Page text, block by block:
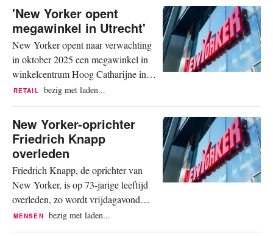
gestaag uitgebreid. Inmiddels telt het
merk meer dan tien filialen verspreid
over het hele land, van winkelstraten
tot grote shoppingcentra. NEW
YORKER behoort met ruim 1.200
winkels...
'New Yorker opent
megawinkel in Utrecht'
New Yorker opent naar verwachting
in oktober 2025 een megawinkel in
winkelcentrum Hoog Catharijne in
Utrecht. De winkel wordt 3.200
vierkante meter groot, zo meldt
Indebuurt als eerste. Naar verluidt
wordt dit een van de grootste winkels
van New Yorker in Nederland. In
juni 2024 opende de modeketen in
winkelcentrum De Kolk aan de
Nieuwendijk in...
RETAIL bezig met laden...
New Yorker-oprichter
Friedrich Knapp
overleden
Friedrich Knapp, de oprichter van
New Yorker, is op 73-jarige leeftijd
overleden, zo wordt vrijdagavond
bevestigd aan FashionUnited. "Met
groot verdriet nemen we afscheid van
MENSEN bezig met laden...